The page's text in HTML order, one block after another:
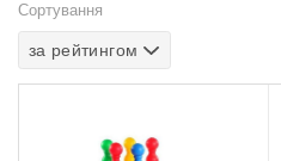
Сортування
за рейтингом